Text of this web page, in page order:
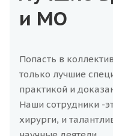
и МО
Попасть в
только лучшие
практикой и
Наши сотрудники -
хирурги, и